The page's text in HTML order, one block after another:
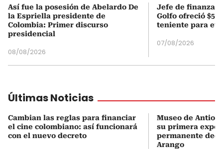
Así fue la posesión de Abelardo De
la Espriella presidente de
Colombia: Primer discurso
presidencial
08/08/2026
Jefe de finanzas
Golfo ofreció
teniente para
07/08/2026
Últimas Noticias
Cambian las reglas para financiar
el cine colombiano: así funcionará
con el nuevo decreto
Museo de
su primera
permanente
Arango